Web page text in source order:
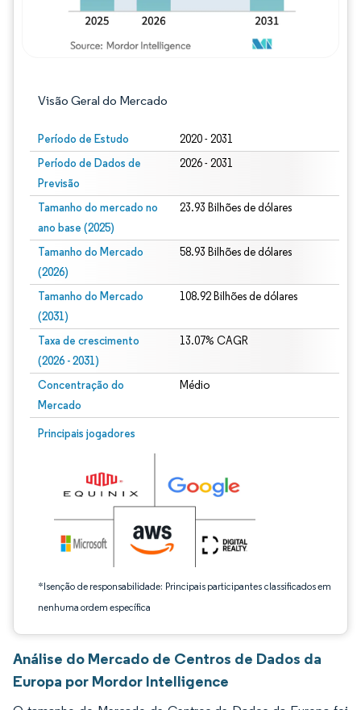
Visão Geral do Mercado
Período de Estudo 2020 - 2031
Período de Dados de
Previsão
2026 - 2031
Tamanho do mercado no
ano base (2025)
23.93 Bilhões de dólares
Tamanho do Mercado
(2026)
58.93 Bilhões de dólares
Tamanho do Mercado
(2031)
108.92 Bilhões de dólares
Taxa de crescimento
(2026 - 2031)
13.07% CAGR
Concentração do
Mercado
Médio
Principais jogadores
*Isenção de responsabilidade: Principais participantes classificados em
nenhuma ordem específica
Imagem © Mordor Intelligence. O reuso requer atribuição conforme CC BY 4.0.
Análise do Mercado de Centros de Dados da
Europa por Mordor Intelligence